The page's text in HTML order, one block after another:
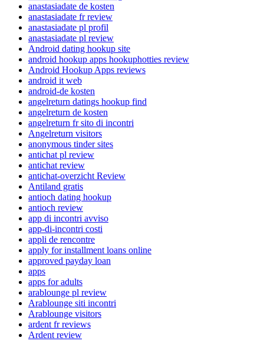
anastasiadate de kosten
anastasiadate fr review
anastasiadate pl profil
anastasiadate pl review
Android dating hookup site
android hookup apps hookuphotties review
Android Hookup Apps reviews
android it web
android-de kosten
angelreturn datings hookup find
angelreturn de kosten
angelreturn fr sito di incontri
Angelreturn visitors
anonymous tinder sites
antichat pl review
antichat review
antichat-overzicht Review
Antiland gratis
antioch dating hookup
antioch review
app di incontri avviso
app-di-incontri costi
appli de rencontre
apply for installment loans online
approved payday loan
apps
apps for adults
arablounge pl review
Arablounge siti incontri
Arablounge visitors
ardent fr reviews
Ardent review